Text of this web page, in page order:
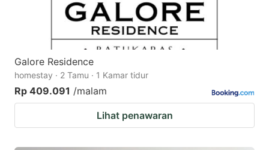
Galore Residence
homestay · 2 Tamu · 1 Kamar tidur
Rp 409.091 /malam
Lihat penawaran